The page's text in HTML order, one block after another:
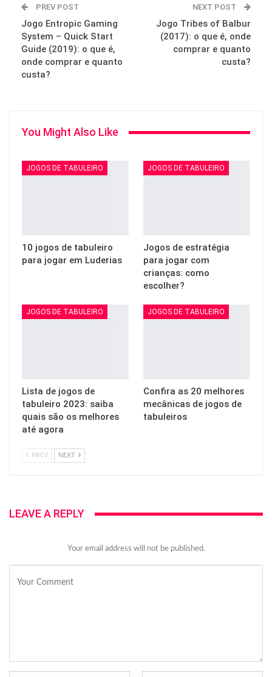
PREV POST
Jogo Entropic Gaming
System – Quick Start
Guide (2019): o que é,
onde comprar e quanto
custa?
NEXT POST
Jogo Tribes of Balbur
(2017): o que é, onde
comprar e quanto
custa?
You Might Also Like
JOGOS DE TABULEIRO
10 jogos de tabuleiro
para jogar em Luderias
JOGOS DE TABULEIRO
Jogos de estratégia
para jogar com
crianças: como
escolher?
JOGOS DE TABULEIRO
Lista de jogos de
tabuleiro 2023: saiba
quais são os melhores
até agora
JOGOS DE TABULEIRO
Confira as 20 melhores
mecânicas de jogos de
tabuleiros
PREV NEXT
LEAVE A REPLY
Your email address will not be published.